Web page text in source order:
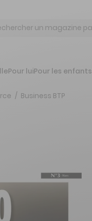
Pour luiPour les enfants
Business BTP